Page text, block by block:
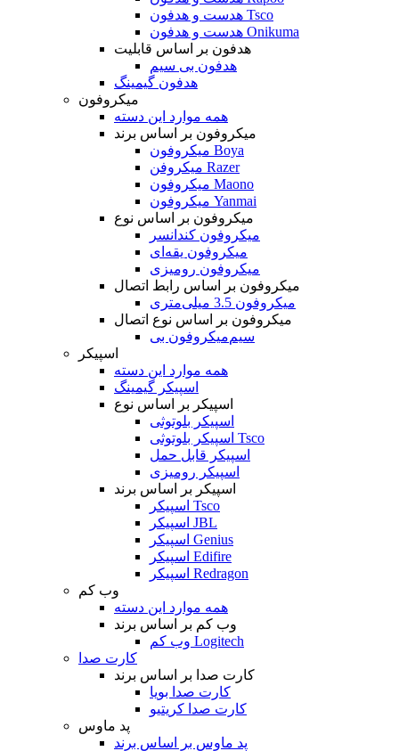
هدست و هدفون Tsco
هدست و هدفون Onikuma
هدفون بر اساس قابلیت
هدفون بی سیم
هدفون گیمینگ
میکروفون
همه موارد این دسته
میکروفون بر اساس برند
میکروفون Boya
میکروفن Razer
میکروفون Maono
میکروفون Yanmai
میکروفون بر اساس نوع
میکروفون کندانسر
میکروفون یقه‌ای
میکروفون رومیزی
میکروفون بر اساس رابط اتصال
میکروفون 3.5 میلی‌متری
میکروفون بر اساس نوع اتصال
میکروفون بی‌‎سیم
اسپیکر
همه موارد این دسته
اسپیکر گیمینگ
اسپیکر بر اساس نوع
اسپیکر بلوتوثی
اسپیکر بلوتوثی Tsco
اسپیکر قابل حمل
اسپیکر رومیزی
اسپیکر بر اساس برند
اسپیکر Tsco
اسپیکر JBL
اسپیکر Genius
اسپیکر Edifire
اسپیکر Redragon
وب کم
همه موارد این دسته
وب کم بر اساس برند
وب کم Logitech
کارت صدا
کارت صدا بر اساس برند
کارت صدا بویا
کارت صدا کریتیو
پد ماوس
پد ماوس بر اساس برند